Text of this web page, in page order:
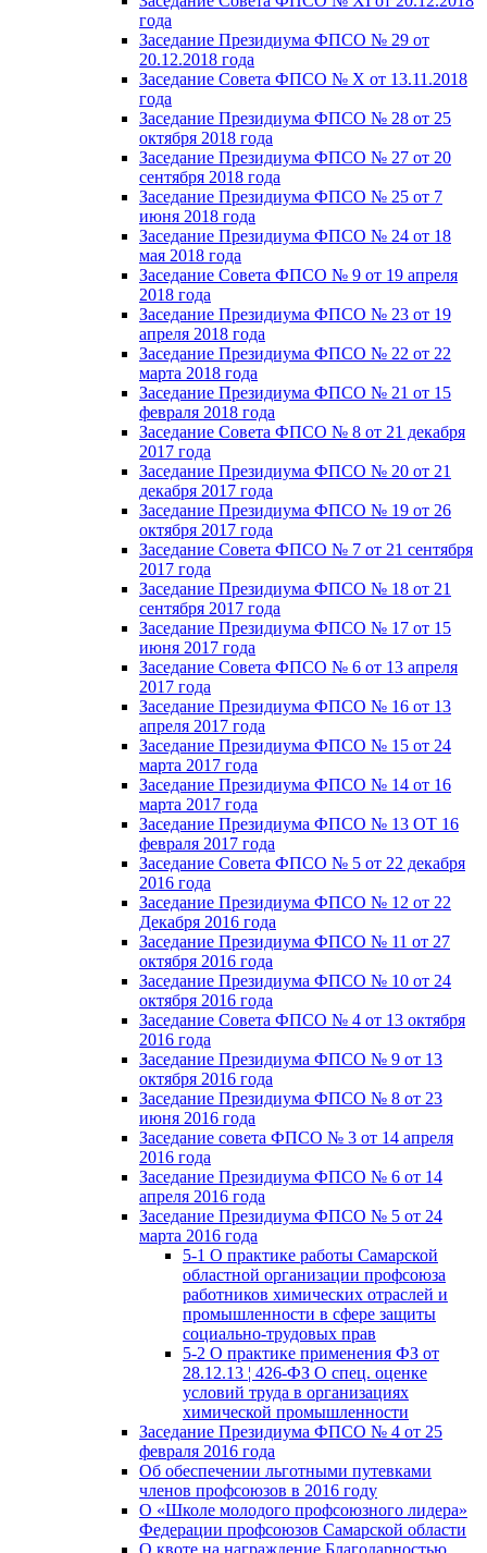
года
Заседание Президиума ФПСО № 29 от
20.12.2018 года
Заседание Совета ФПСО № X от 13.11.2018
года
Заседание Президиума ФПСО № 28 от 25
октября 2018 года
Заседание Президиума ФПСО № 27 от 20
сентября 2018 года
Заседание Президиума ФПСО № 25 от 7
июня 2018 года
Заседание Президиума ФПСО № 24 от 18
мая 2018 года
Заседание Совета ФПСО № 9 от 19 апреля
2018 года
Заседание Президиума ФПСО № 23 от 19
апреля 2018 года
Заседание Президиума ФПСО № 22 от 22
марта 2018 года
Заседание Президиума ФПСО № 21 от 15
февраля 2018 года
Заседание Совета ФПСО № 8 от 21 декабря
2017 года
Заседание Президиума ФПСО № 20 от 21
декабря 2017 года
Заседание Президиума ФПСО № 19 от 26
октября 2017 года
Заседание Совета ФПСО № 7 от 21 сентября
2017 года
Заседание Президиума ФПСО № 18 от 21
сентября 2017 года
Заседание Президиума ФПСО № 17 от 15
июня 2017 года
Заседание Совета ФПСО № 6 от 13 апреля
2017 года
Заседание Президиума ФПСО № 16 от 13
апреля 2017 года
Заседание Президиума ФПСО № 15 от 24
марта 2017 года
Заседание Президиума ФПСО № 14 от 16
марта 2017 года
Заседание Президиума ФПСО № 13 ОТ 16
февраля 2017 года
Заседание Совета ФПСО № 5 от 22 декабря
2016 года
Заседание Президиума ФПСО № 12 от 22
Декабря 2016 года
Заседание Президиума ФПСО № 11 от 27
октября 2016 года
Заседание Президиума ФПСО № 10 от 24
октября 2016 года
Заседание Совета ФПСО № 4 от 13 октября
2016 года
Заседание Президиума ФПСО № 9 от 13
октября 2016 года
Заседание Президиума ФПСО № 8 от 23
июня 2016 года
Заседание совета ФПСО № 3 от 14 апреля
2016 года
Заседание Президиума ФПСО № 6 от 14
апреля 2016 года
Заседание Президиума ФПСО № 5 от 24
марта 2016 года
5-1 О практике работы Самарской
областной организации профсоюза
работников химических отраслей и
промышленности в сфере защиты
социально-трудовых прав
5-2 О практике применения ФЗ от
28.12.13 ¦ 426-ФЗ О спец. оценке
условий труда в организациях
химической промышленности
Заседание Президиума ФПСО № 4 от 25
февраля 2016 года
Об обеспечении льготными путевками
членов профсоюзов в 2016 году
О «Школе молодого профсоюзного лидера»
Федерации профсоюзов Самарской области
О квоте на награждение Благодарностью